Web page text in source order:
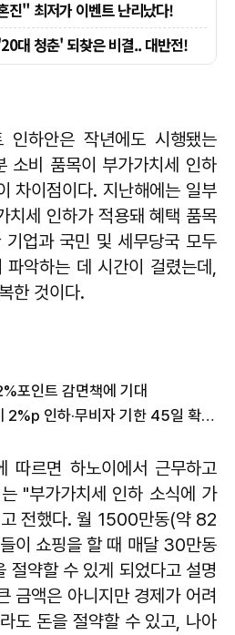
인하안은 작년에도 시행됐는
소비 품목이 부가가치세 인하
차이점이다. 지난해에는 일부
치세 인하가 적용돼 혜택 품목
업과 국민 및 세무당국 모두
악하는 데 시간이 걸렸는데,
한 것이다.
포인트 감면책에 기대
​베트남 국회, 부가가치세 2%p 인하·무비자 기한 45일 확대안 통과
따르면 하노이에서 근무하고
"부가가치세 인하 소식에 가
전했다. 월 1500만동(약 82
이 쇼핑을 할 때 매달 30만동
약할 수 있게 되었다고 설명
금액은 아니지만 경제가 어려
도 돈을 절약할 수 있고, 나아